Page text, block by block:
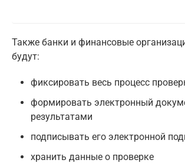
Также банки и финансовые
будут:
фиксировать весь процесс
формировать электронный
результатами
подписывать его электронной
хранить данные о проверке